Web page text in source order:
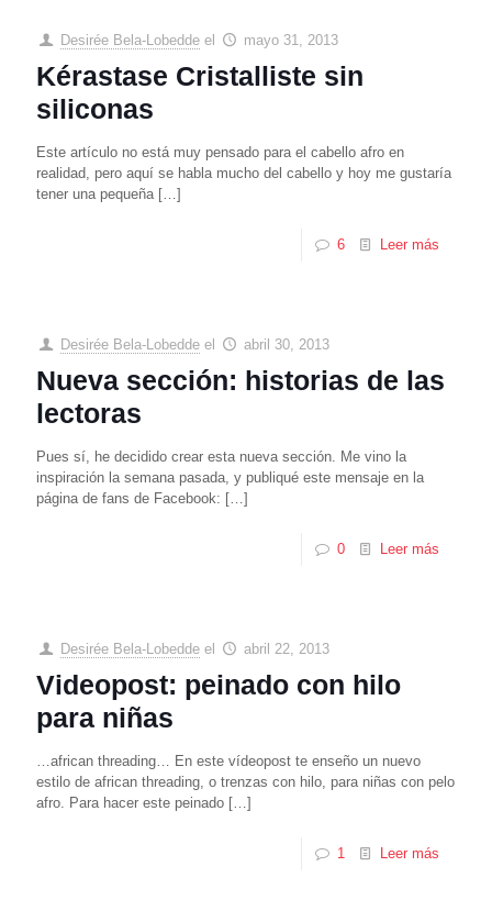
Desirée Bela-Lobedde el mayo 31, 2013
Kérastase Cristalliste sin
siliconas
Este artículo no está muy pensado para el cabello afro en
realidad, pero aquí se habla mucho del cabello y hoy me gustaría
tener una pequeña […]
6 Leer más
Desirée Bela-Lobedde el abril 30, 2013
Nueva sección: historias de las
lectoras
Pues sí, he decidido crear esta nueva sección. Me vino la
inspiración la semana pasada, y publiqué este mensaje en la
página de fans de Facebook: […]
0 Leer más
Desirée Bela-Lobedde el abril 22, 2013
Videopost: peinado con hilo
para niñas
…african threading… En este vídeopost te enseño un nuevo
estilo de african threading, o trenzas con hilo, para niñas con pelo
afro. Para hacer este peinado […]
1 Leer más